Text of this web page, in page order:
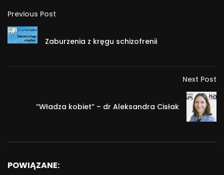
Previous Post
Zaburzenia z kręgu schizofrenii
Next Post
“Władza kobiet” – dr Aleksandra Cisłak
POWIĄZANE: